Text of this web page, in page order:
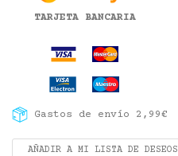
TARJETA BANCARIA
Gastos de envío 2,99€
AÑADIR A MI LISTA DE DESEOS